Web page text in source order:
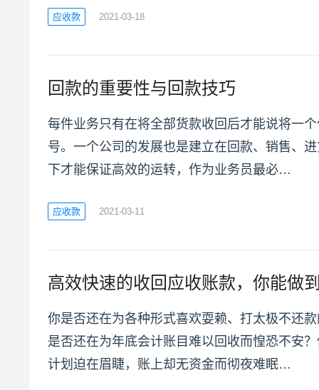
应收款 2021-03-18
回款的重要性与回款技巧
每件业务只有在将全部货款收回后才能说将一
号。一个公司的发展也是建立在回款、销售、
下才能保证高效的运转，作为业务员最必…
应收款 2021-03-11
高效快速的收回应收账款，你能做
你是否还在为各种形式喜欢耍赖、打太极不还
是否还在为年底会计账目难以回收而惶恐不安
计划迫在眉睫，账上却无资金而彻夜难眠…